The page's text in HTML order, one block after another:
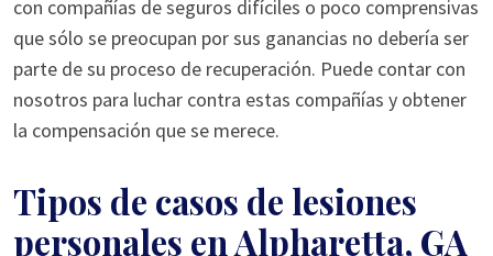
con compañías de seguros difíciles o poco comprensivas
que sólo se preocupan por sus ganancias no debería ser
parte de su proceso de recuperación. Puede contar con
nosotros para luchar contra estas compañías y obtener
la compensación que se merece.
Tipos de casos de lesiones
personales en Alpharetta, GA